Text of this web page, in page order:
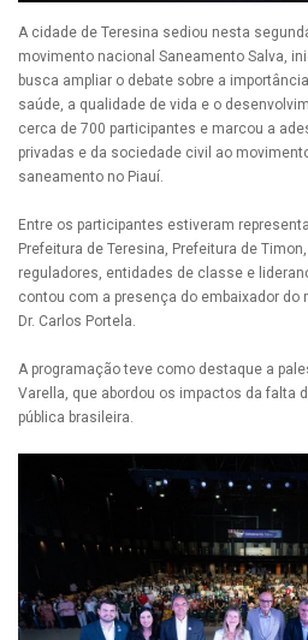
A cidade de Teresina sediou nesta
movimento nacional Saneamento Salva,
busca ampliar o debate sobre a
saúde, a qualidade de vida e o
cerca de 700 participantes e marcou a
privadas e da sociedade civil ao
saneamento no Piauí.
Entre os participantes estiveram
Prefeitura de Teresina, Prefeitura de
reguladores, entidades de classe e
contou com a presença do embaixador do
Dr. Carlos Portela.
A programação teve como destaque a
Varella, que abordou os impactos da falta
pública brasileira.